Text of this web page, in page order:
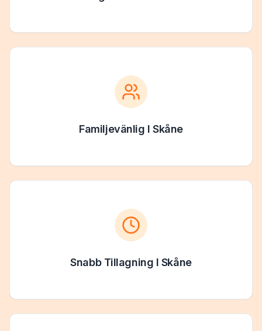
Familjevänlig ISkåne
Snabb Tillagning I Skåne